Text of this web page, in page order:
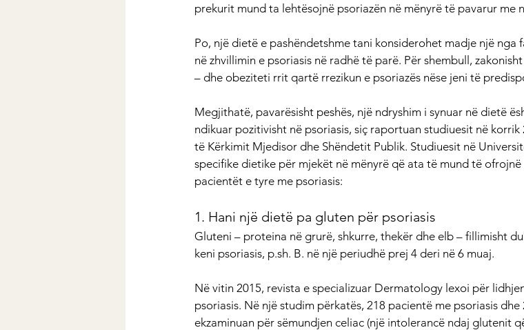
prekurit mund ta lehtësojnë psoriazën në mënyrë të pavarur me
Po, një dietë e pashëndetshme tani konsiderohet madje një
në zhvillimin e psoriasis në radhë të parë. Për shembull,
– dhe obeziteti rrit qartë rrezikun e psoriazës nëse jeni të
Megjithatë, pavarësisht peshës, një ndryshim i synuar në dietë
ndikuar pozitivisht në psoriasis, siç raportuan studiuesit në
të Kërkimit Mjedisor dhe Shëndetit Publik. Studiuesit në
specifike dietike për mjekët në mënyrë që ata të mund të
pacientët e tyre me psoriasis:
1. Hani një dietë pa gluten për psoriasis
Gluteni – proteina në grurë, shkurre, thekër dhe elb – fillimisht
keni psoriasis, p.sh. B. në një periudhë prej 4 deri në 6 muaj.
Në vitin 2015, revista e specializuar Dermatology lexoi për
psoriasis. Në një studim përkatës, 218 pacientë me psoriasis
ekzaminuan për sëmundjen celiac (një intolerancë ndaj glutenit